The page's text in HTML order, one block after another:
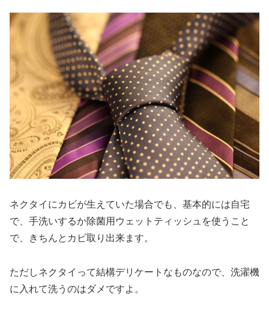
ネクタイにカビが生えていた場合でも、基本的には自宅
で、手洗いするか除菌用ウェットティッシュを使うこと
で、きちんとカビ取り出来ます。
ただしネクタイって結構デリケートなものなので、洗濯機
に入れて洗うのはダメですよ。